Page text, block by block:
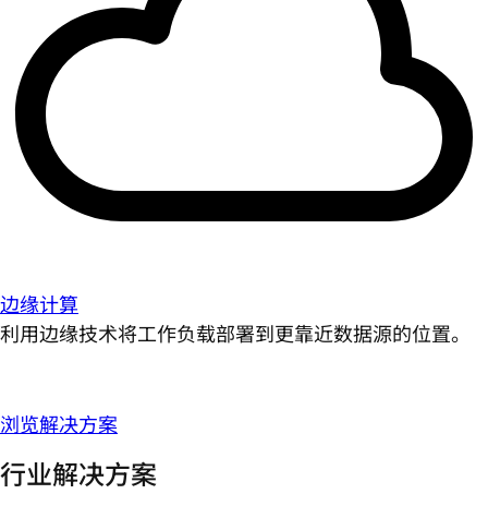
边缘计算
利用边缘技术将工作负载部署到更靠近数据源的位置。
浏览解决方案
行业解决方案